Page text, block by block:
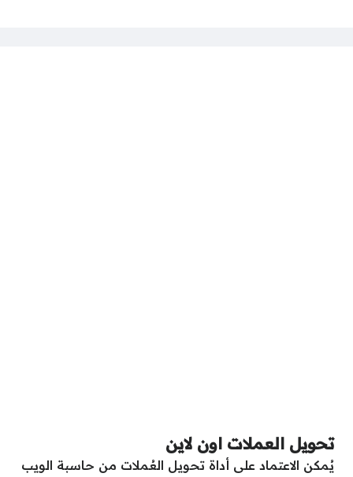
تحويل العملات اون لاين
يُمكن الاعتماد على أداة تحويل العُملات من حاسبة الويب